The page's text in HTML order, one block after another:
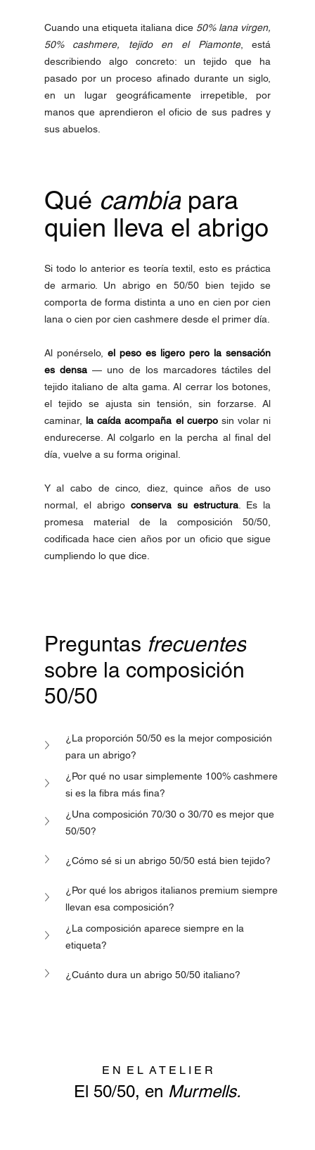
Cuando una etiqueta italiana dice 50% lana virgen,
50% cashmere, tejido en el Piamonte, está
describiendo algo concreto: un tejido que ha
pasado por un proceso afinado durante un siglo,
en un lugar geográficamente irrepetible, por
manos que aprendieron el oficio de sus padres y
sus abuelos.
Qué cambia para
quien lleva el abrigo
Si todo lo anterior es teoría textil, esto es práctica
de armario. Un abrigo en 50/50 bien tejido se
comporta de forma distinta a uno en cien por cien
lana o cien por cien cashmere desde el primer día.
Al ponérselo, el peso es ligero pero la sensación
es densa — uno de los marcadores táctiles del
tejido italiano de alta gama. Al cerrar los botones,
el tejido se ajusta sin tensión, sin forzarse. Al
caminar, la caída acompaña el cuerpo sin volar ni
endurecerse. Al colgarlo en la percha al final del
día, vuelve a su forma original.
Y al cabo de cinco, diez, quince años de uso
normal, el abrigo conserva su estructura . Es la
promesa material de la composición 50/50,
codificada hace cien años por un oficio que sigue
cumpliendo lo que dice.
Preguntas frecuentes
sobre la composición
50/50
¿La proporción 50/50 es la mejor composición
para un abrigo?
¿Por qué no usar simplemente 100% cashmere
si es la fibra más fina?
¿Una composición 70/30 o 30/70 es mejor que
50/50?
¿Cómo sé si un abrigo 50/50 está bien tejido?
¿Por qué los abrigos italianos premium siempre
llevan esa composición?
¿La composición aparece siempre en la
etiqueta?
¿Cuánto dura un abrigo 50/50 italiano?
E N  E L  A T E L I E R
El 50/50, en Murmells.